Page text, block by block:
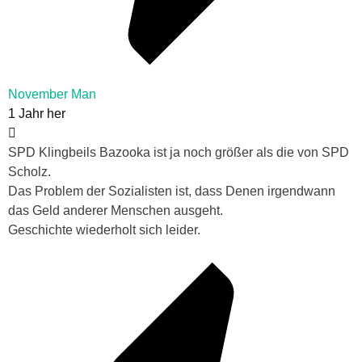
November Man
1 Jahr her
SPD Klingbeils Bazooka ist ja noch größer als die von SPD
Scholz.
Das Problem der Sozialisten ist, dass Denen irgendwann
das Geld anderer Menschen ausgeht.
Geschichte wiederholt sich leider.